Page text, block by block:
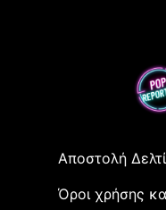
Αποστολή
Όροι χρήσης